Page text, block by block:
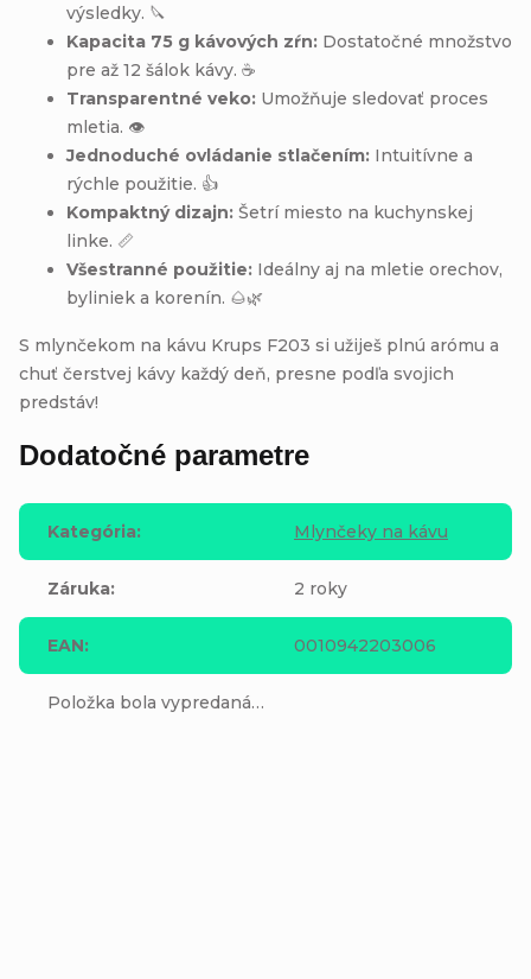
výsledky. 🔪
Kapacita 75 g kávových zŕn: Dostatočné množstvo
pre až 12 šálok kávy. ☕
Transparentné veko: Umožňuje sledovať proces
mletia. 👁️
Jednoduché ovládanie stlačením: Intuitívne a
rýchle použitie. 👍
Kompaktný dizajn: Šetrí miesto na kuchynskej
linke. 📏
Všestranné použitie: Ideálny aj na mletie orechov,
byliniek a korenín. 🌰🌿
S mlynčekom na kávu Krups F203 si užiješ plnú arómu a
chuť čerstvej kávy každý deň, presne podľa svojich
predstáv!
Dodatočné parametre
Kategória: Mlynčeky na kávu
Záruka: 2 roky
EAN: 0010942203006
Položka bola vypredaná…